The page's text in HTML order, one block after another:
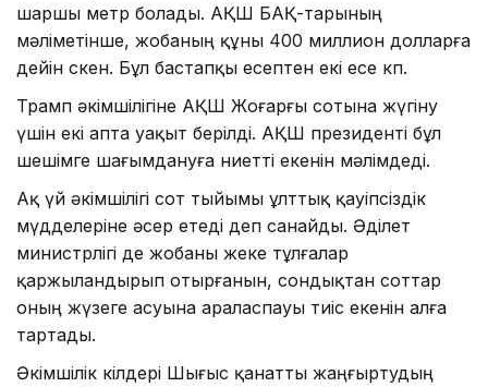
шаршы метр болады. АҚШ БАҚ-тарының
мәліметінше, жобаның құны 400 миллион долларға
дейін өскен. Бұл бастапқы есептен екі есе көп.
Трамп әкімшілігіне АҚШ Жоғарғы сотына жүгіну
үшін екі апта уақыт берілді. АҚШ президенті бұл
шешімге шағымдануға ниетті екенін мәлімдеді.
Ақ үй әкімшілігі сот тыйымы ұлттық қауіпсіздік
мүдделеріне әсер етеді деп санайды. Әділет
министрлігі де жобаны жеке тұлғалар
қаржыландырып отырғанын, сондықтан соттар
оның жүзеге асуына араласпауы тиіс екенін алға
тартады.
Әкімшілік өкілдері Шығыс қанатты жаңғыртудың